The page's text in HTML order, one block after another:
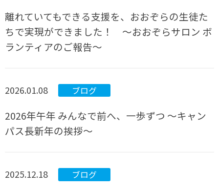
離れていてもできる支援を、おおぞらの生徒た
ちで実現ができました！ ～おおぞらサロン ボ
ランティアのご報告～
2026.01.08 ブログ
2026年午年 みんなで前へ、一歩ずつ ～キャン
パス長新年の挨拶～
2025.12.18 ブログ